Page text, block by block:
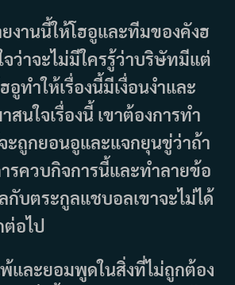
งานนี้ให้โฮอูและทีมของคังฮ
ว่าจะไม่มีใครรู้ว่าบริษัทมีแต่
ทำให้เรื่องนี้มีเงื่อนงำและ
นใจเรื่องนี้ เขาต้องการทำ
ะถูกยอนอูและแจกยุนขู่ว่าถ้า
รควบกิจการนี้และทำลายข้อ
บตระกูลแชบอลเขาจะไม่ได้
อไป
และยอมพูดในสิ่งที่ไม่ถูกต้อง